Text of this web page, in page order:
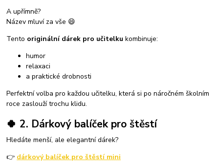
A upřímně?
Název mluví za vše 😄
Tento originální dárek pro učitelku kombinuje:
humor
relaxaci
a praktické drobnosti
Perfektní volba pro každou učitelku, která si po náročném školním
roce zaslouží trochu klidu.
🍀 2. Dárkový balíček pro štěstí
Hledáte menší, ale elegantní dárek?
👉 dárkový balíček pro štěstí mini